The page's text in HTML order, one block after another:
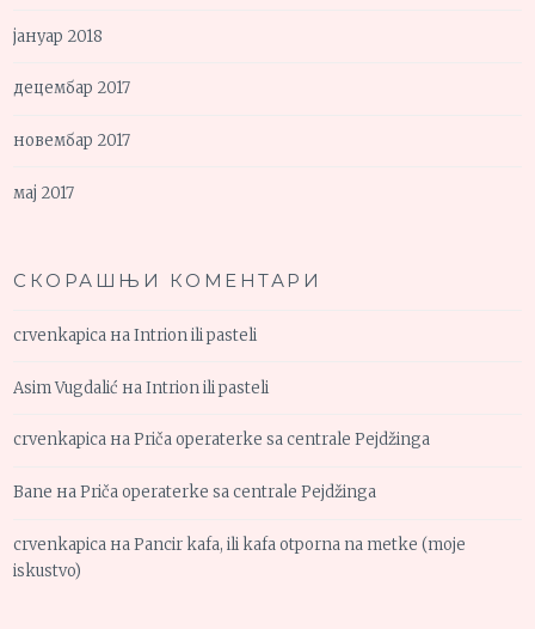
јануар 2018
децембар 2017
новембар 2017
мај 2017
СКОРАШЊИ КОМЕНТАРИ
crvenkapica наIntrion ili pasteli
Asim Vugdalić наIntrion ili pasteli
crvenkapica наPriča operaterke sa centrale Pejdžinga
Bane наPriča operaterke sa centrale Pejdžinga
crvenkapica наPancir kafa, ili kafa otporna na metke (moje
iskustvo)